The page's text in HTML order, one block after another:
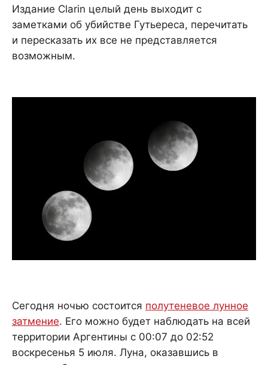
Издание Clarin целый день выходит с
заметками об убийстве Гутьереса, перечитать
и пересказать их все не представляется
возможным.
Сегодня ночью состоится полутеневое лунное
затмение. Его можно будет наблюдать на всей
территории Аргентины с 00:07 до 02:52
воскресенья 5 июля. Луна, оказавшись в